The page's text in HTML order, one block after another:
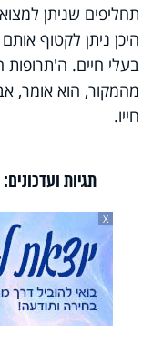
תחליפים שניתן
היכן ניתן לקטוף
בעלי חיים. ה'תרופות
מהמקור, הוא אומר,
חייו.
תגיות ועדכונים:
X